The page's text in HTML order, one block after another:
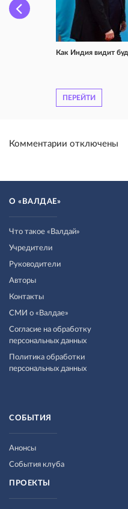
Как Индия видит
ПЕРЕЙТИ
Комментарии отключены
О «ВАЛДАЕ»
Что такое «Валдай»
Учредители
Руководители
Авторы
Контакты
СМИ о «Валдае»
Согласие на обработку
персональных данных
Политика обработки
персональных данных
СОБЫТИЯ
Анонсы
События клуба
ПРОЕКТЫ